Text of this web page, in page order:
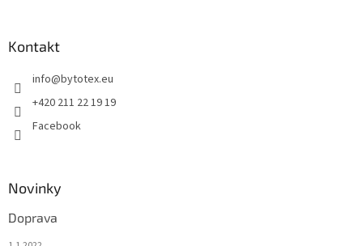
Kontakt
info@bytotex.eu
+420 211 22 19 19
Facebook
Novinky
Doprava